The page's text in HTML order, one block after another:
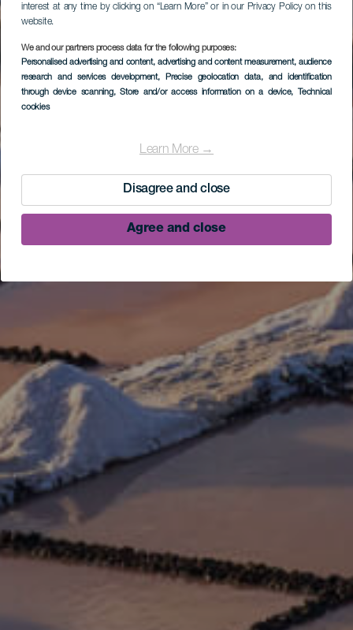
interest at any time by clicking on “Learn More” or in our Privacy Policy on this
website.
We and our partners process data for the following purposes:
Personalised advertising and content, advertising and content measurement, audience
research and services development, Precise geolocation data, and identification
through device scanning, Store and/or access information on a device, Technical
cookies
Learn More →
Disagree and close
Agree and close